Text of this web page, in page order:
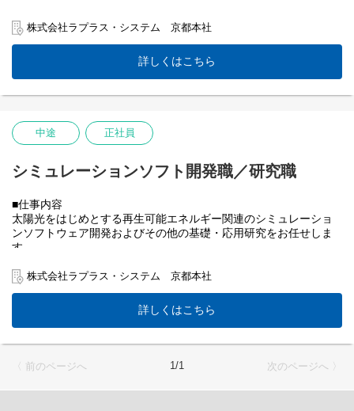
システム開発の仕事は、言われたものをそのままつくるのではな
く、 自分たちのアイデアやお客様からの要望等を踏まえ、新しい
変ではありますが、自分が作ったものが世に出た時には、何もの
にも代え難い達成感ややりがいを感じることができます。
新製品・新機能の開発を推し進めるべく、技術者の増員を図るこ
ととなりました。今後、更なる売上増加や新製品の製品化対応な
っかりと育成することで、中長期的に開発力を向上させたいと考
えております。
・客先常駐ではなく、自社にてすべての製品開発を行っていま
す。
「Solar Link Viewer」「Solar Link ZERO」は、
太陽光をはじめ、風力や地熱などのあらゆる自然エネルギーを用
発電に関わるデータを計測・監視・制御するソフトウェアです。
太陽光をはじめとする自然エネルギーは、
天候に発電量が左右されるため、安定性に欠けるという難点があ
例えば、晴れの日に需要量以上に発電されることで、
送電網に大きな負荷をかけてしまうといった問題が生じてしまい
ます。
電力の需給を安定化させるために、当社システムは、
発電量を精密に素早く"制御"(出力制御)する重要な役割を担ってお
ります。
今後、電力市場の自由化が進み、
これからも当社では約30年の歴史の中で培った技術・データを存
時代のニーズを先取りしたモノづくりに取り組んでいきます。
株式会社ラプラス・システム 京都本社
詳しくはこちら
中途 正社員
シミュレーションソフト開発職／研究職
■仕事内容
太陽光をはじめとする再生可能エネルギー関連のシミュレーショ
ンソフトウェア開発およびその他の基礎・応用研究をお任せしま
す。
①ソフトウェアの開発
・要件定義
・プログラミング
・動作試験 など
②新機能の研究
株式会社ラプラス・システム 京都本社
詳しくはこちら
〈 前のページへ 1/1 次のページへ 〉